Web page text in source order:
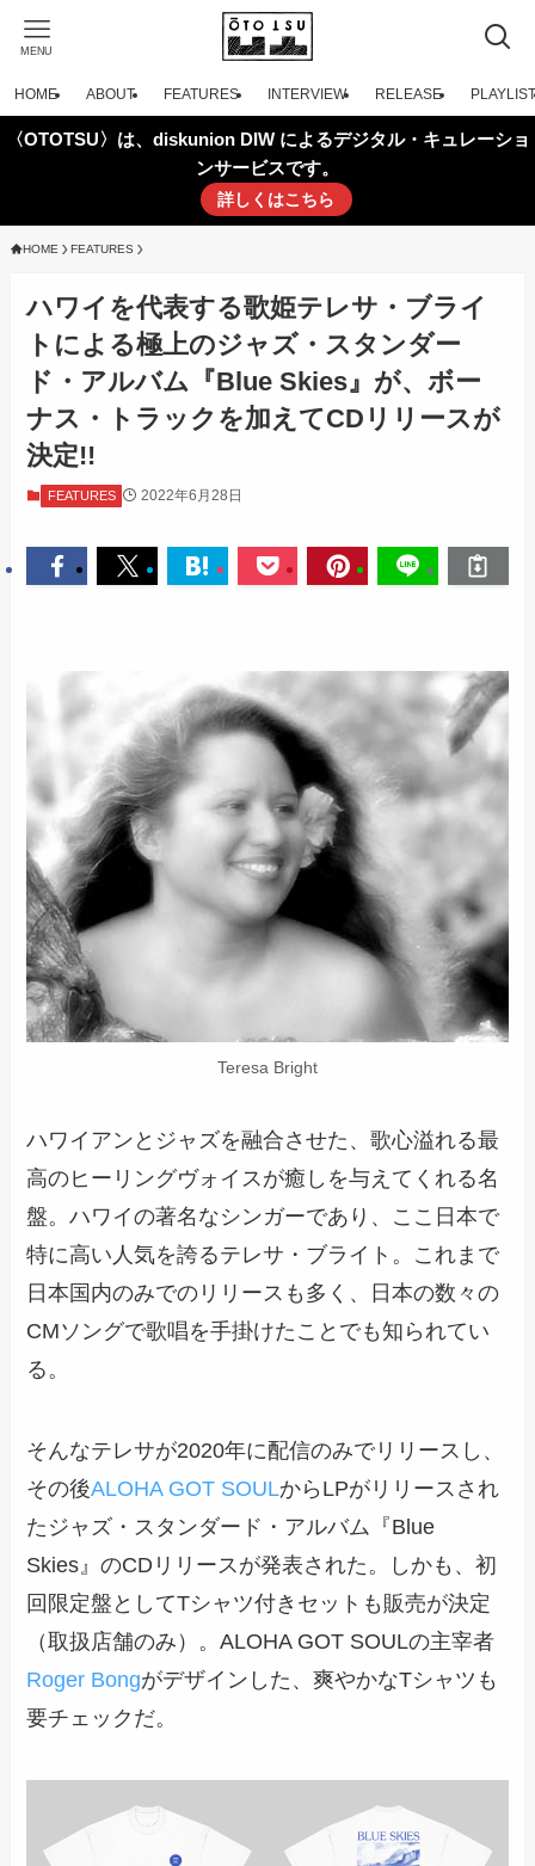
MENU
HOME ABOUT FEATURES INTERVIEW RELEASE PLAYLIST
〈OTOTSU〉は、diskunion DIW によるデジタル・キュレーショ
ンサービスです。
詳しくはこちら
HOME FEATURES
ハワイを代表する歌姫テレサ・ブライ
トによる極上のジャズ・スタンダー
ド・アルバム『Blue Skies』が、ボー
ナス・トラックを加えてCDリリースが
決定!!
FEATURES 2022年6月28日
Teresa Bright
ハワイアンとジャズを融合させた、歌心溢れる最
高のヒーリングヴォイスが癒しを与えてくれる名
盤。ハワイの著名なシンガーであり、ここ日本で
特に高い人気を誇るテレサ・ブライト。これまで
日本国内のみでのリリースも多く、日本の数々の
CMソングで歌唱を手掛けたことでも知られてい
る。
そんなテレサが2020年に配信のみでリリースし、
その後ALOHA GOT SOULからLPがリリースされ
たジャズ・スタンダード・アルバム『Blue
Skies』のCDリリースが発表された。しかも、初
回限定盤としてTシャツ付きセットも販売が決定
（取扱店舗のみ）。ALOHA GOT SOULの主宰者
Roger Bongがデザインした、爽やかなTシャツも
要チェックだ。